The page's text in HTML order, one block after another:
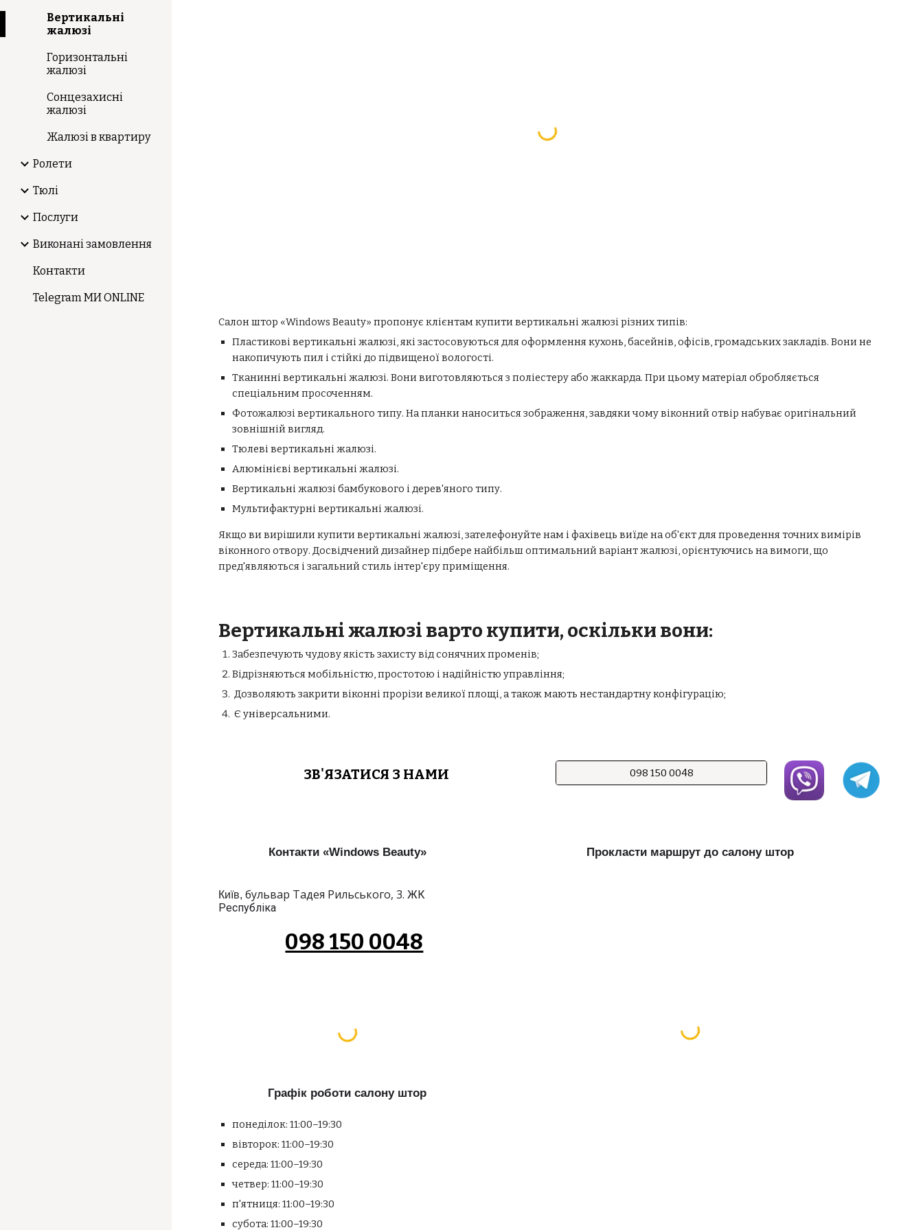
Вертикальні
жалюзі
Горизонтальні
жалюзі
Сонцезахисні
жалюзі
Жалюзі в квартиру
Ролети
Тюлі
Послуги
Виконані замовлення
Контакти
Telegram МИ ONLINE
Салон штор «Windows Beauty» пропонує клієнтам купити вертикальні жалюзі різних типів:
Пластикові вертикальні жалюзі, які застосовуються для оформлення кухонь, басейнів, офісів, громадських закладів. Вони не
накопичують пил і стійкі до підвищеної вологості.
Тканинні вертикальні жалюзі. Вони виготовляються з поліестеру або жаккарда. При цьому матеріал обробляється
спеціальним просоченням.
Фотожалюзі вертикального типу. На планки наноситься зображення, завдяки чому віконний отвір набуває оригінальний
зовнішній вигляд.
Тюлеві вертикальні жалюзі.
Алюмінієві вертикальні жалюзі.
Вертикальні жалюзі бамбукового і дерев'яного типу.
Мультифактурні вертикальні жалюзі.
Якщо ви вирішили купити вертикальні жалюзі, зателефонуйте нам і фахівець виїде на об'єкт для проведення точних вимірів
віконного отвору. Досвідчений дизайнер підбере найбільш оптимальний варіант жалюзі, орієнтуючись на вимоги, що
пред'являються і загальний стиль інтер'єру приміщення.
Вертикальні жалюзі варто купити, оскільки вони:
Забезпечують чудову якість захисту від сонячних променів;
Відрізняються мобільністю, простотою і надійністю управління;
Дозволяють закрити віконні прорізи великої площі, а також мають нестандартну конфігурацію;
Є універсальними.
ЗВ'ЯЗАТИСЯ З НАМИ 098 150 0048
Контакти «Windows Beauty»
Київ,бульвар Тадея Рильського, 3. ЖК
Республіка
098 150 0048
Графік роботи салону штор
понеділок: 11:00–19:30
вівторок: 11:00–19:30
середа: 11:00–19:30
четвер: 11:00–19:30
п'ятниця: 11:00–19:30
субота: 11:00–19:30
Прокласти маршрут до салону штор